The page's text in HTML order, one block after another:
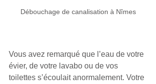
Débouchage de canalisation à Nîmes
Vous avez remarqué que l’eau de votre
évier, de votre lavabo ou de vos
toilettes s’écoulait anormalement. Votre